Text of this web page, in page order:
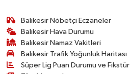
Balıkesir Nöbetçi Eczaneler
Balıkesir Hava Durumu
Balıkesir Namaz Vakitleri
Balıkesir Trafik Yoğunluk Haritası
Süper Lig Puan Durumu ve Fikstür